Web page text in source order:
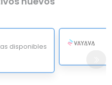
disponibles